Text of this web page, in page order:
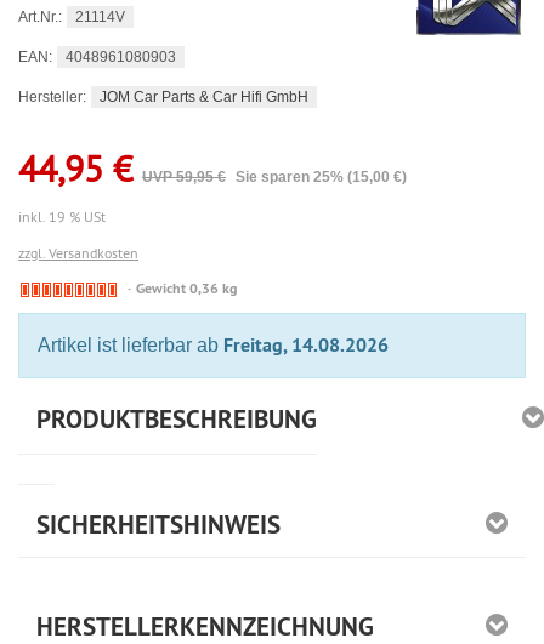
Art.Nr.: 21114V
EAN: 4048961080903
Hersteller: JOM Car Parts & Car Hifi GmbH
44,95 € UVP 59,95 € Sie sparen 25% (15,00 €)
inkl. 19 % USt
zzgl. Versandkosten
🔴
Derzeit
lieferbar
Gewicht 0,36 kg
Artikel ist lieferbar ab Freitag, 14.08.2026
PRODUKTBESCHREIBUNG
SICHERHEITSHINWEIS
HERSTELLERKENNZEICHNUNG